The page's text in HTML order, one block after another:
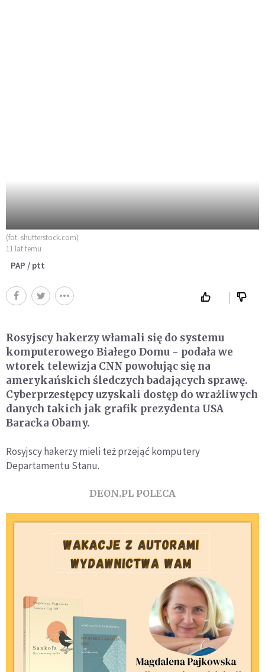
(fot. shutterstock.com)
11 lat temu
PAP / ptt
Rosyjscy hakerzy włamali się do systemu
komputerowego Białego Domu - podała we
wtorek telewizja CNN powołując się na
amerykańskich śledczych badających sprawę.
Cyberprzestępcy uzyskali dostęp do wrażliwych
danych takich jak grafik prezydenta USA
Baracka Obamy.
Rosyjscy hakerzy mieli też przejąć komputery
Departamentu Stanu.
DEON.PL POLECA